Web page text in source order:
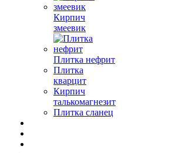
Кирпич
змеевик
Плитка нефрит
Плитка
кварцит
Кирпич
талькомагнезит
Плитка сланец